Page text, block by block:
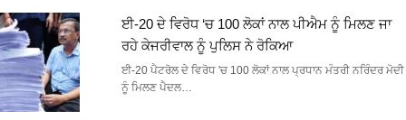
ਈ-20 ਦੇ ਵਿਰੋਧ ‘ਚ 100 ਲੋਕਾਂ ਨਾਲ ਪੀਐਮ ਨੂੰ ਮਿਲਣ ਜਾ
ਰਹੇ ਕੇਜਰੀਵਾਲ ਨੂੰ ਪੁਲਿਸ ਨੇ ਰੋਕਿਆ
ਈ-20 ਪੈਟਰੋਲ ਦੇ ਵਿਰੋਧ 'ਚ 100 ਲੋਕਾਂ ਨਾਲ ਪ੍ਰਧਾਨ ਮੰਤਰੀ ਨਰਿੰਦਰ ਮੋਦੀ
ਨੂੰ ਮਿਲਣ ਪੈਦਲ…